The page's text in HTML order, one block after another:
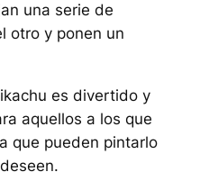
una serie de
otro y ponen un
es divertido y
aquellos a los que
que pueden pintarlo